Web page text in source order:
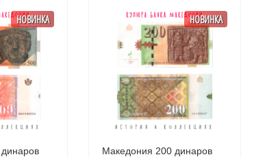
НОВИНКА НОВИНКА
Македония 200 динаров